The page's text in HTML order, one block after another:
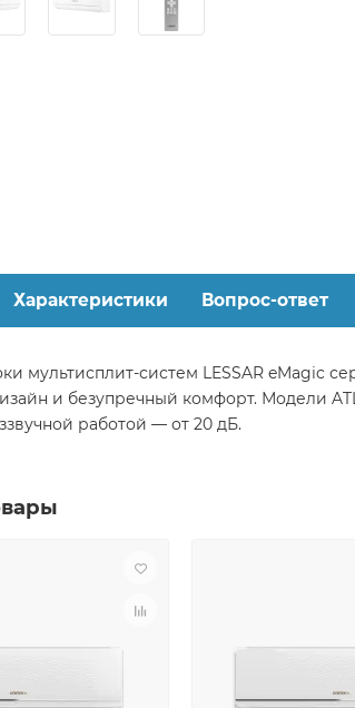
Характеристики Вопрос-ответ
мультисплит-систем LESSAR eMagic
и безупречный комфорт. Модели
работой — от 20 дБ.